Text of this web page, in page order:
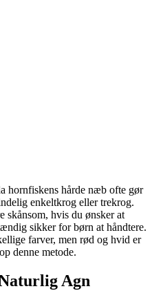
hornfiskens hårde næb ofte gør
enkeltkrog eller trekrog.
skånsom, hvis du ønsker at
sikker for børn at håndtere.
farver, men rød og hvid er
denne metode.
Agn